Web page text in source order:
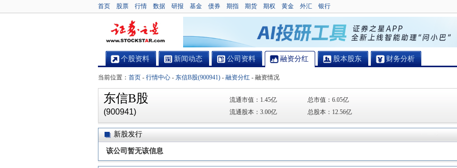
首页 股票 行情 数据 研报 基金 债券 期指 期货 期权 黄金 外汇 银行
个股资料 新闻动态 公司资料 融资分红 股本股东 财务分析
当前位置： 首页 - 行情中心 - 东信B股(900941) - 融资分红 - 融资情况
东信B股
(900941)
流通市值： 1.45亿 总市值： 6.05亿
流通股本： 3.00亿 总股本： 12.56亿
新股发行
该公司暂无该信息